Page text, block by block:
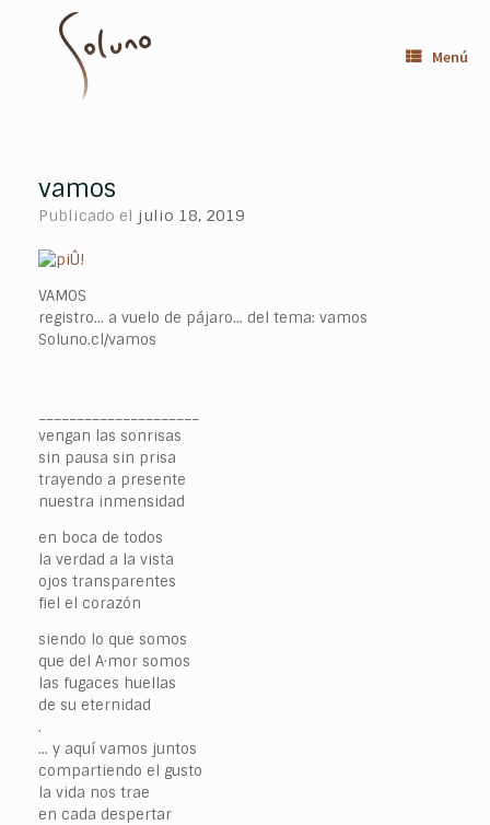
contenido
Menú
vamos
Publicado el julio 18, 2019
VAMOS
registro… a vuelo de pájaro… del tema: vamos
Soluno.cl/vamos
vengan las sonrisas
sin pausa sin prisa
trayendo a presente
nuestra inmensidad
en boca de todos
la verdad a la vista
ojos transparentes
fiel el corazón
siendo lo que somos
que del A·mor somos
las fugaces huellas
de su eternidad
.
… y aquí vamos juntos
compartiendo el gusto
la vida nos trae
en cada despertar